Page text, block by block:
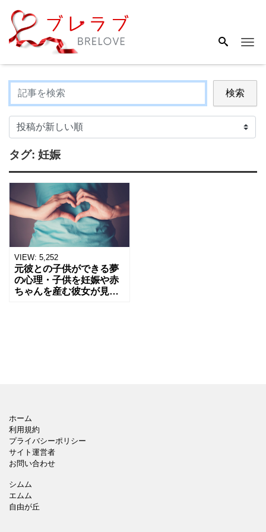
検索
タグ: 妊娠
VIEW: 5,252
元彼との子供ができる夢
の心理・子供を妊娠や赤
ちゃんを産む彼女が見た
ホーム
利用規約
プライバシーポリシー
サイト運営者
お問い合わせ
シムム
エムム
自由が丘